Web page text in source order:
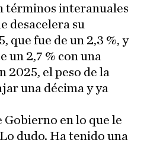
términos interanuales
desacelera su
que fue de un 2,3 %, y
un 2,7 % con una
2025, el peso de la
una décima y ya
Gobierno en lo que le
dudo. Ha tenido una